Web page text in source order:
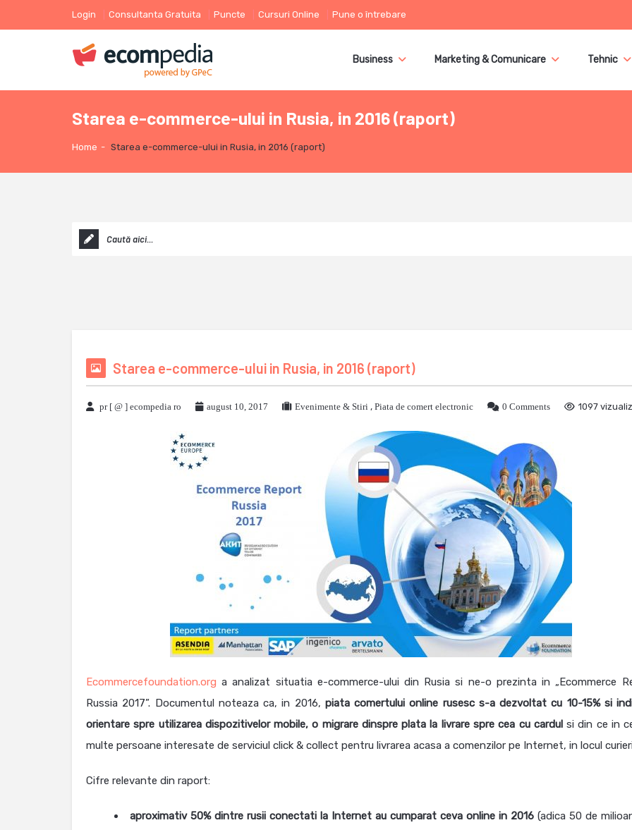
Login Consultanta Gratuita Puncte Cursuri Online Pune o întrebare
Business Marketing & Comunicare Tehnic
Starea e-commerce-ului in Rusia, in 2016 (raport)
Home - Starea e-commerce-ului in Rusia, in 2016 (raport)
Starea e-commerce-ului in Rusia, in 2016 (raport)
pr [ @ ] ecompedia ro august 10, 2017 Evenimente & Stiri , Piata de comert electronic 0 Comments 1097
Ecommercefoundation.org a analizat situatia e-commerce-ului din Rusia si ne-o prezinta in „Ecommerce
Russia 2017”. Documentul noteaza ca, in 2016, piata comertului online rusesc s-a dezvoltat cu 10-15% si
orientare spre utilizarea dispozitivelor mobile, o migrare dinspre plata la livrare spre cea cu cardulsi din ce in
multe persoane interesate de serviciul click & collect pentru livrarea acasa a comenzilor pe Internet, in locul
Cifre relevante din raport:
aproximativ 50% dintre rusii conectati la Internet au cumparat ceva online in 2016(adica 50 de